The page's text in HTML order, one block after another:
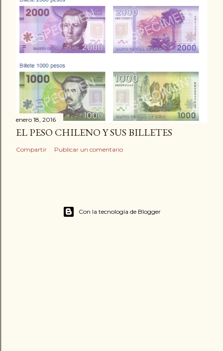
enero 18, 2016
EL PESO CHILENO Y SUS BILLETES
Compartir Publicar un comentario
Con la tecnología de Blogger